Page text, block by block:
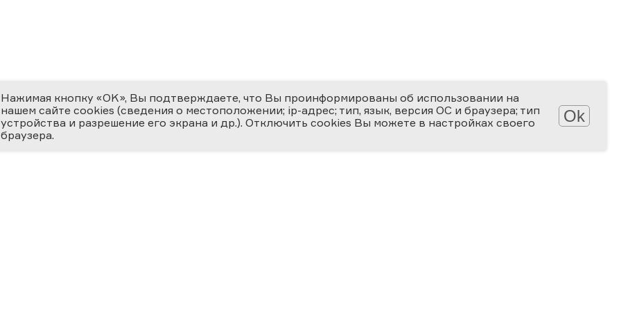
Нажимая кнопку «OK», Вы подтверждаете, что Вы проинформированы об использовании на
нашем сайте cookies (сведения о местоположении; ip-адрес; тип, язык, версия ОС и браузера; тип
устройства и разрешение его экрана и др.). Отключить cookies Вы можете в настройках своего
браузера.
Ok